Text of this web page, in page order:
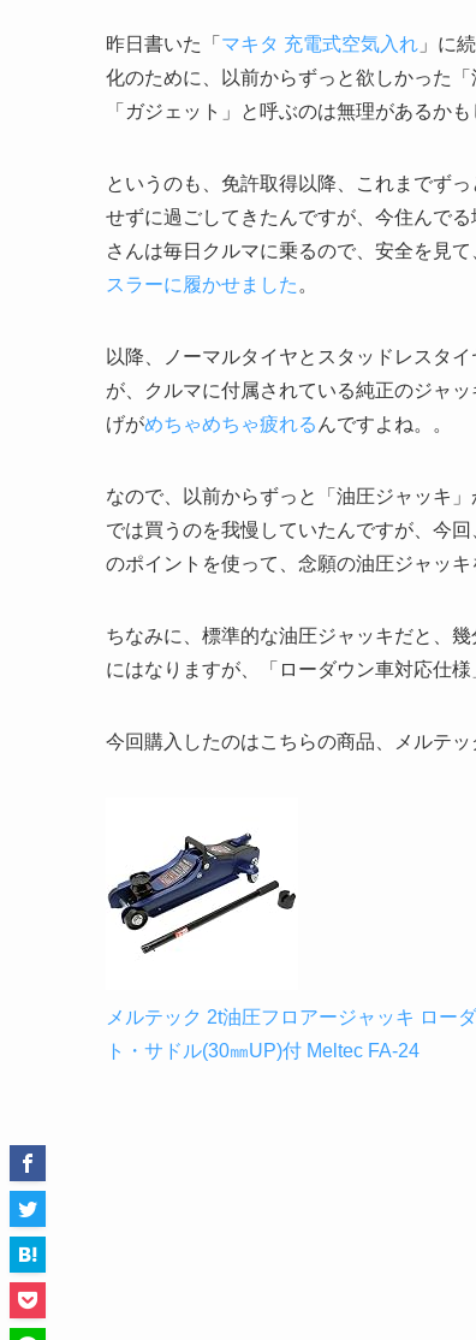
昨日書いた「 マキタ 充電式空気入れ 」に
化のために、以前からずっと欲しかった
「ガジェット」と呼ぶのは無理があるか
というのも、免許取得以降、これまでず
せずに過ごしてきたんですが、今住んで
さんは毎日クルマに乗るので、安全を見
スラーに履かせました 。
以降、ノーマルタイヤとスタッドレスタ
が、クルマに付属されている純正のジャ
げがめちゃめちゃ疲れる んですよね。。
なので、以前からずっと「油圧ジャッキ
では買うのを我慢していたんですが、今
のポイントを使って、念願の油圧ジャッキ
ちなみに、標準的な油圧ジャッキだと、
にはなりますが、「ローダウン車対応仕様
今回購入したのはこちらの商品、メルテッ
メルテック 2t油圧フロアージャッキ ロー
ト・サドル(30㎜UP)付 Meltec FA-24